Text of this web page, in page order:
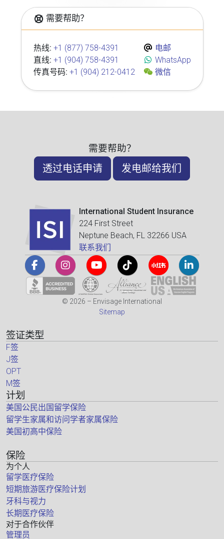
需要帮助？
热线: +1 (877) 758-4391
直线: +1 (904) 758-4391
传真号码: +1 (904) 212-0412
电邮
WhatsApp
微信
需要帮助？
透过电话申请 发电邮给我们
International Student Insurance
224 First Street
Neptune Beach, FL 32266 USA
联系我们
© 2026 – Envisage International
Sitemap
签证类型
F签
J签
OPT
M签
计划
美国公民出国留学保险
留学生家属和访问学者家属保险
美国初高中保险
保险
为个人
留学医疗保险
短期旅游医疗保险计划
牙科与视力
长期医疗保险
对于合作伙伴
管理员